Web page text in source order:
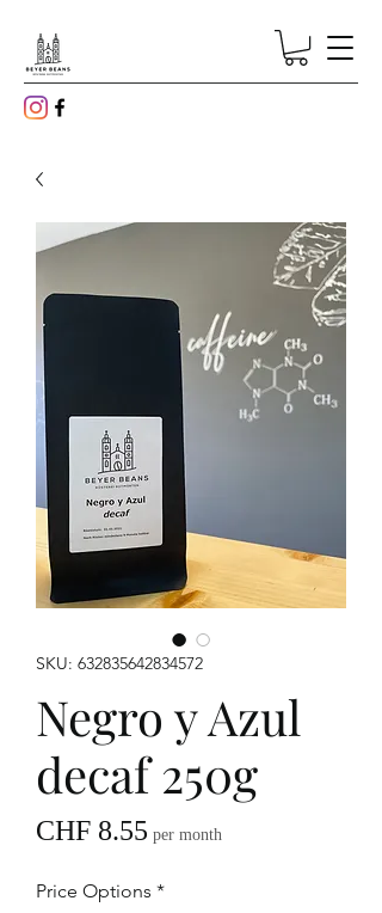
SKU: 632835642834572
Negro y Azul
decaf 250g
CHF 8.55Price
per month
Price Options *